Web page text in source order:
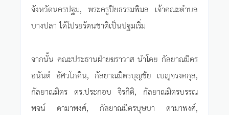
จังหวัดนครปฐม, พระครูปิยธรรมพิมล เจ้าคณะตำบล
บางปลา ได้โปรยรัตนชาติเป็นปฐมเริ่ม
จากนั้น คณะประธานฝ่ายฆราวาส นำโดย กัลยาณมิตร
อนันต์ อัศวโภคิน, กัลยาณมิตรบุญชัย เบญจรงคกุล,
กัลยาณมิตร ดร.ประกอบ จิรกิติ, กัลยาณมิตรบรรณ
พจน์ ดามาพงศ์, กัลยาณมิตรบุษบา ดามาพงศ์,